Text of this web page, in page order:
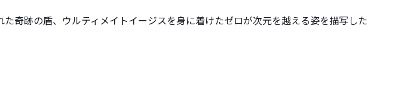
奇跡の盾、ウルティメイトイージスを身に着けたゼロが次元を越える姿を描写した